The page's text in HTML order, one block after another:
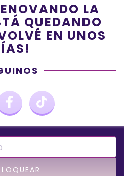
LA
QUEDANDO
EN UNOS